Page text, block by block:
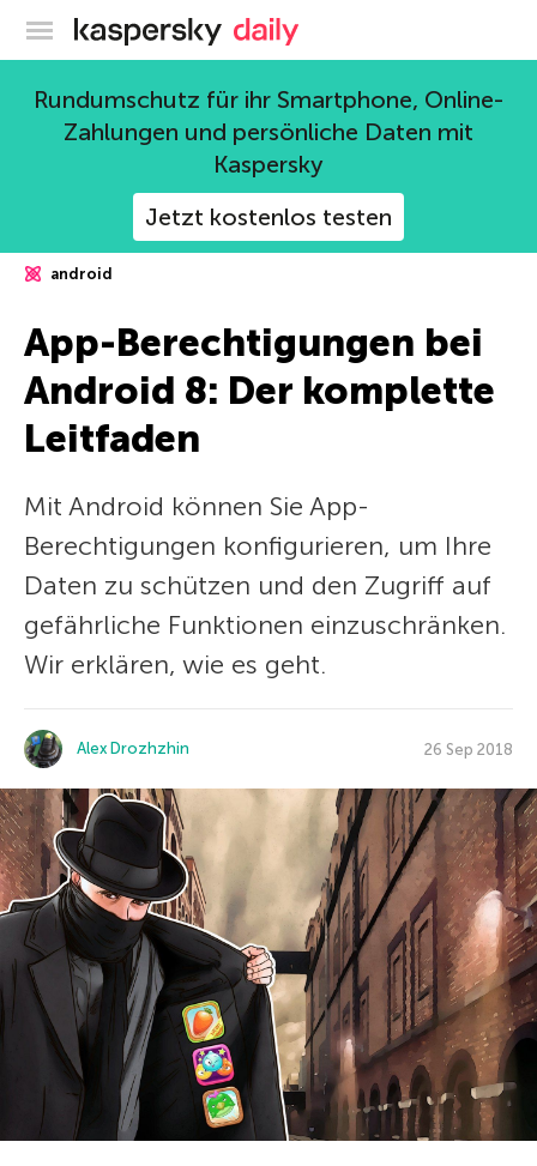
Offizieller Blog von Kaspersky
Rundumschutz für ihr Smartphone, Online-
Zahlungen und persönliche Daten mit
Kaspersky
Jetzt kostenlos testen
android
App-Berechtigungen bei
Android 8: Der komplette
Leitfaden
Mit Android können Sie App-
Berechtigungen konfigurieren, um Ihre
Daten zu schützen und den Zugriff auf
gefährliche Funktionen einzuschränken.
Wir erklären, wie es geht.
Alex Drozhzhin 26 Sep 2018